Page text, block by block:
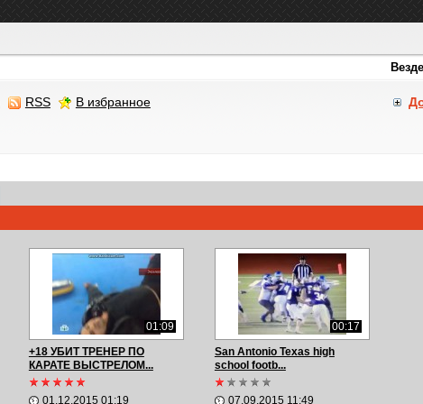
RSS В избранное
01:09
+18 УБИТ ТРЕНЕР ПО
КАРАТЕ ВЫСТРЕЛОМ...
01.12.2015 01:19
00:17
San Antonio Texas high
school footb...
07.09.2015 11:49